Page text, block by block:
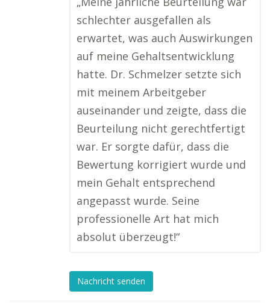
schlechter ausgefallen als
erwartet, was auch Auswirkungen
auf meine Gehaltsentwicklung
hatte. Dr. Schmelzer setzte sich
mit meinem Arbeitgeber
auseinander und zeigte, dass die
Beurteilung nicht gerechtfertigt
war. Er sorgte dafür, dass die
Bewertung korrigiert wurde und
mein Gehalt entsprechend
angepasst wurde. Seine
professionelle Art hat mich
absolut überzeugt!“
Nachricht senden